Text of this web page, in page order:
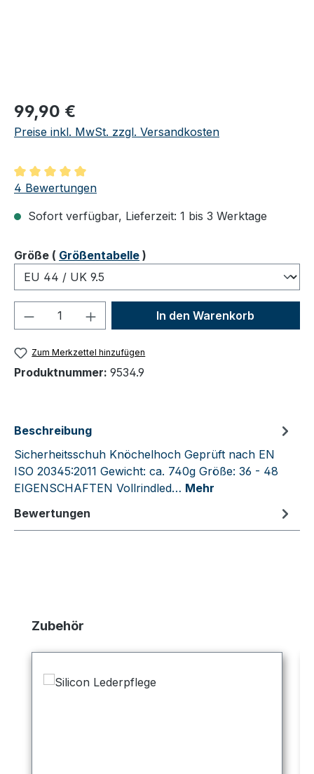
Regulärer Preis:
99,90 €
Preise inkl. MwSt. zzgl. Versandkosten
Durchschnittliche Bewertung von 5 von 5 Sternen
4 Bewertungen
Sofort verfügbar, Lieferzeit: 1 bis 3 Werktage
Größeauswählen
( Größentabelle )
Produkt Anzahl: Gib denIn den Warenkorb
Zum Merkzettel hinzufügen
Produktnummer: 9534.9
Beschreibung
Sicherheitsschuh Knöchelhoch Geprüft nach EN
ISO 20345:2011 Gewicht: ca. 740g Größe: 36 - 48
EIGENSCHAFTEN Vollrindled… Mehr
Bewertungen
Produktgalerie überspringen
Zubehör